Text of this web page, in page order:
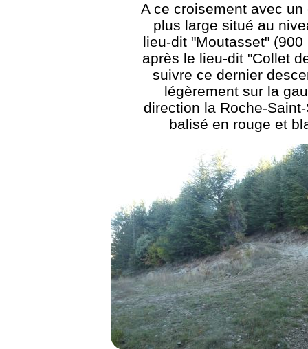
A ce croisement avec un
plus large situé au
lieu-dit "Moutasset" (900
après le lieu-dit "Collet
suivre ce dernier
légèrement sur la
direction la Roche-
balisé en rouge et